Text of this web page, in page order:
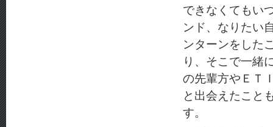
できなくてもい
ンド、なりたい
ンターンをした
り、そこで一緒
の先輩方やＥＴ
と出会えたこと
す。